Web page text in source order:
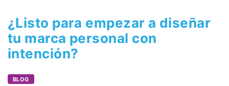
¿Listo para empezar a diseñar
tu marca personal con
intención?
BLOG